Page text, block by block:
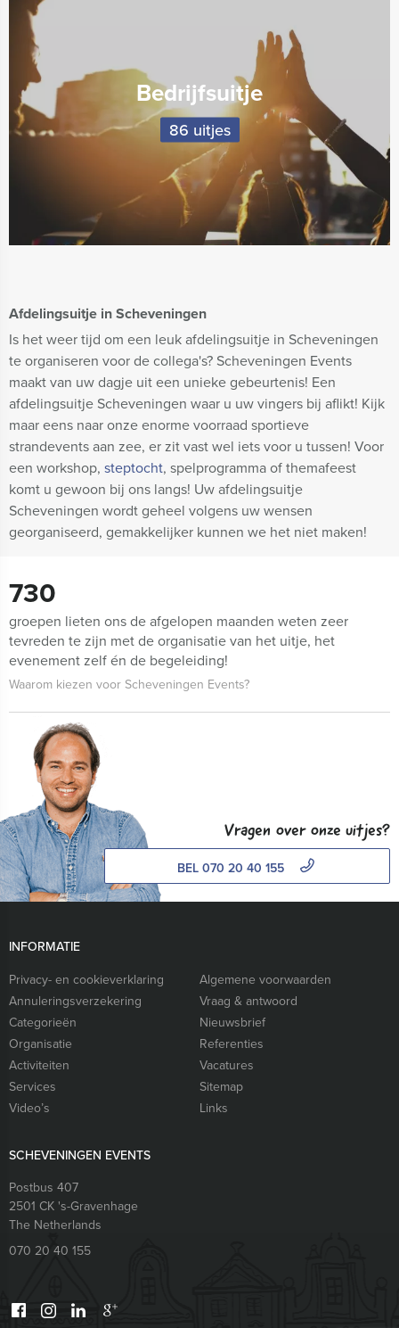
Afdelingsuitje in Scheveningen
Is het weer tijd om een leuk afdelingsuitje in Scheveningen
te organiseren voor de collega's? Scheveningen Events
maakt van uw dagje uit een unieke gebeurtenis! Een
afdelingsuitje Scheveningen waar u uw vingers bij aflikt! Kijk
maar eens naar onze enorme voorraad sportieve
strandevents aan zee, er zit vast wel iets voor u tussen! Voor
een workshop, steptocht, spelprogramma of themafeest
komt u gewoon bij ons langs! Uw afdelingsuitje
Scheveningen wordt geheel volgens uw wensen
georganiseerd, gemakkelijker kunnen we het niet maken!
Bedrijfsuitje
86 uitjes
730
groepen lieten ons de afgelopen maanden weten zeer
tevreden te zijn met de organisatie van het uitje, het
evenement zelf én de begeleiding!
Waarom kiezen voor Scheveningen Events?
Vragen over onze uitjes?
BEL 070 20 40 155
INFORMATIE
Privacy- en cookieverklaring
Algemene voorwaarden
Annuleringsverzekering
Vraag & antwoord
Categorieën
Nieuwsbrief
Organisatie
Referenties
Activiteiten
Vacatures
Services
Sitemap
Video’s
Links
SCHEVENINGEN EVENTS
Postbus 407
2501 CK 's-Gravenhage
The Netherlands
070 20 40 155